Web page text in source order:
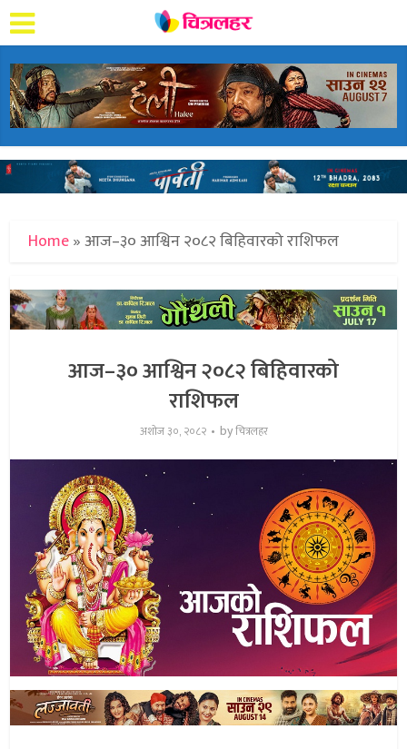
Home»आज–३० आश्विन २०८२ बिहिवारको राशिफल
आज–३० आश्विन २०८२ बिहिवारको
राशिफल
अशोज ३०, २०८२ byचित्रलहर